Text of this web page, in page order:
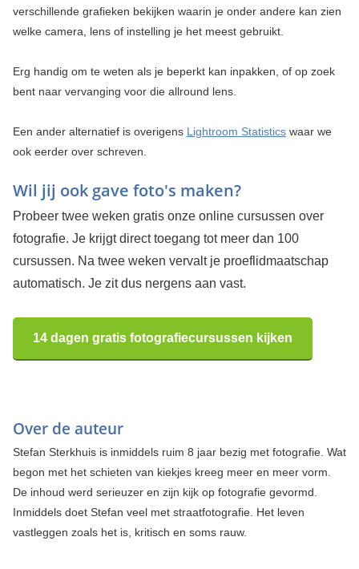
verschillende grafieken bekijken waarin je onder andere kan zien
welke camera, lens of instelling je het meest gebruikt.
Erg handig om te weten als je beperkt kan inpakken, of op zoek
bent naar vervanging voor die allround lens.
Een ander alternatief is overigens Lightroom Statisticswaar we
ook eerder over schreven.
Wil jij ook gave foto's maken?
Probeer twee weken gratis onze online cursussen over
fotografie. Je krijgt direct toegang tot meer dan 100
cursussen. Na twee weken vervalt je proeflidmaatschap
automatisch. Je zit dus nergens aan vast.
14 dagen gratis fotografiecursussen kijken
Over de auteur
Stefan Sterkhuis is inmiddels ruim 8 jaar bezig met fotografie. Wat
begon met het schieten van kiekjes kreeg meer en meer vorm.
De inhoud werd serieuzer en zijn kijk op fotografie gevormd.
Inmiddels doet Stefan veel met straatfotografie. Het leven
vastleggen zoals het is, kritisch en soms rauw.